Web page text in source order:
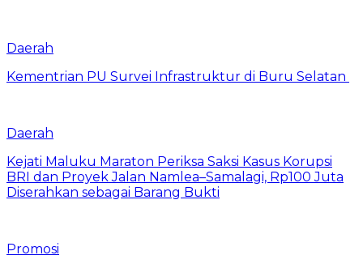
Daerah
Kementrian PU Survei Infrastruktur di Buru Selatan
Daerah
Kejati Maluku Maraton Periksa Saksi Kasus Korupsi
BRI dan Proyek Jalan Namlea–Samalagi, Rp100 Juta
Diserahkan sebagai Barang Bukti
Promosi